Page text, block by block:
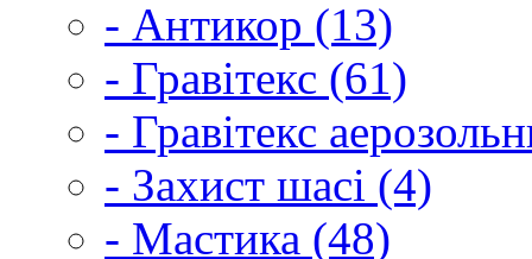
- Антикор (13)
- Гравітекс (61)
- Гравітекс
- Захист шасі (4)
- Мастика (48)